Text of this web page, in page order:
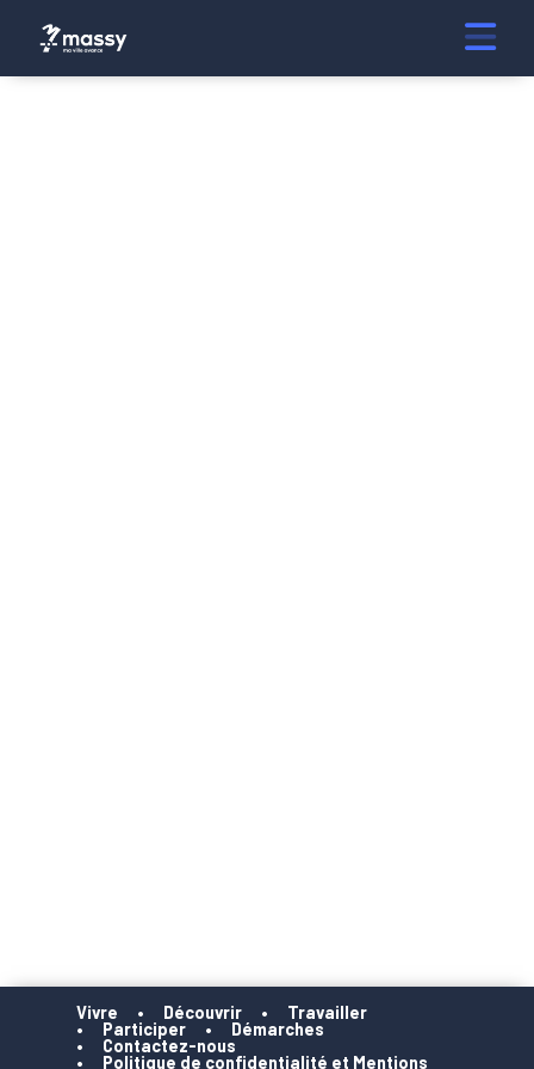
Vivre Découvrir
Travailler
Participer
Démarches
Contactez-nous
Politique de confidentialité et Mentions